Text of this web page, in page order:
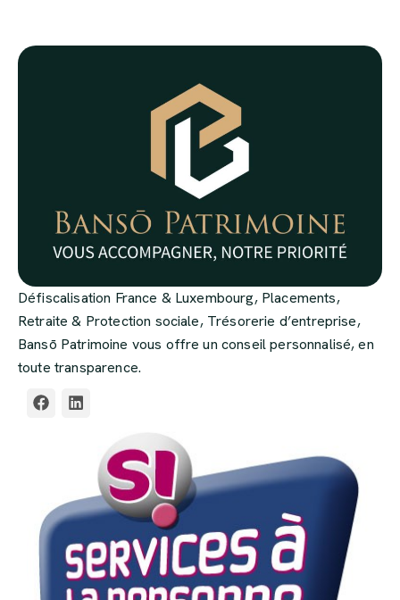
Défiscalisation France & Luxembourg, Placements,
Retraite & Protection sociale, Trésorerie d’entreprise,
Bansō Patrimoine vous offre un conseil personnalisé, en
toute transparence.